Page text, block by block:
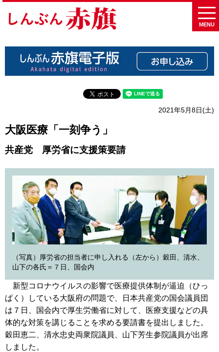
MENU
2021年5月8日(土)
大阪医療「一刻争う」
共産党 厚労省に支援策要請
（写真）厚労省の担当者に申し入れる（左から）穀田、清水、
山下の各氏＝７日、国会内
新型コロナウイルスの影響で医療提供体制が逼迫（ひっ
ぱく）している大阪府の問題で、日本共産党の国会議員団
は７日、国会内で厚生労働省に対して、医療支援などの具
体的な対策を講じることを求める要請書を提出しました。
穀田恵二、清水忠史両衆院議員、山下芳生参院議員が出席
しました。